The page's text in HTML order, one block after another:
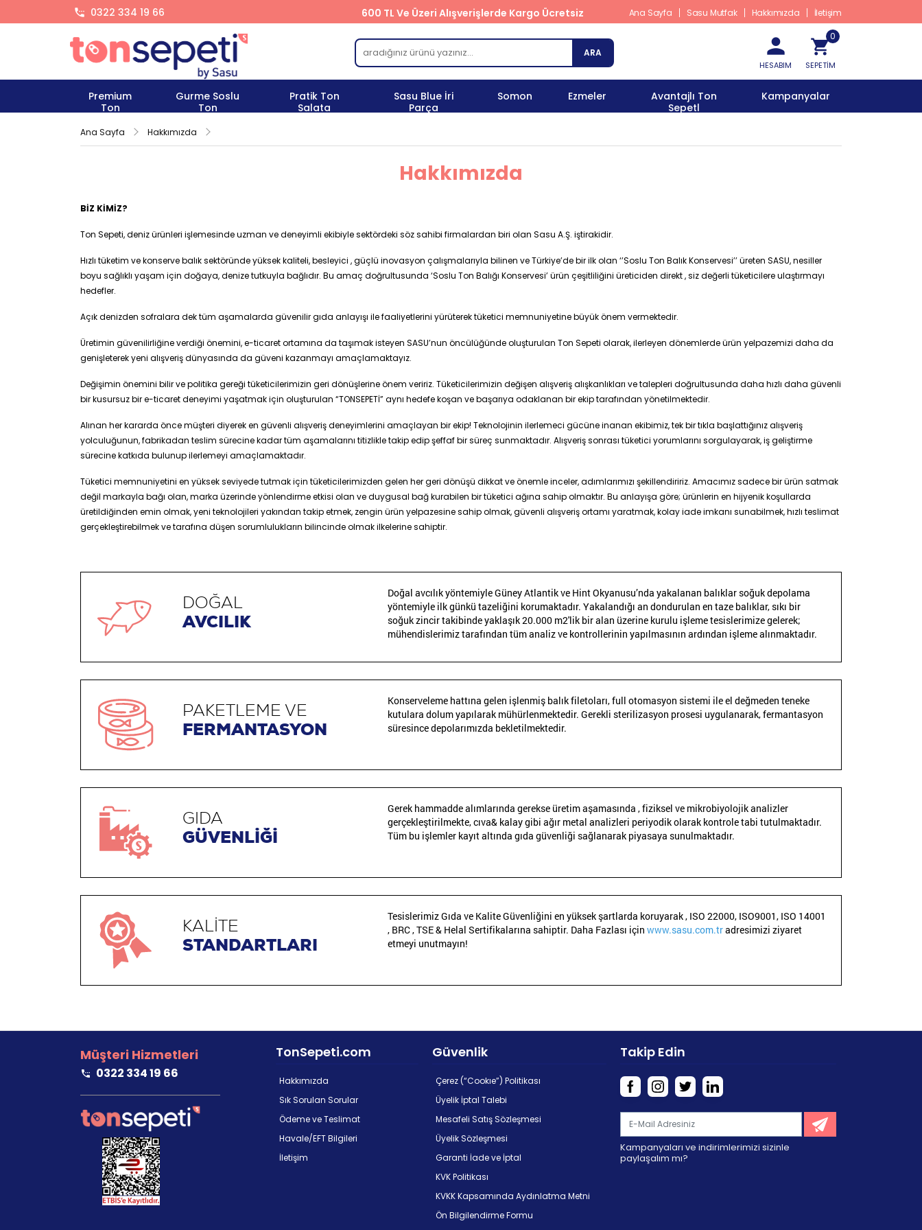
0322 334 19 66 600 TL Ve Üzeri Alışverişlerde Kargo Ücretsiz Ana Sayfa Sasu Mutfak Hakkımızda İletişim
SEPETİM
0
HESABIM
ARA
Premium
Ton
Gurme Soslu
Ton
Pratik Ton
Salata
Sasu Blue İri
Parça
Somon Ezmeler
Avantajlı Ton
Sepetl
Kampanyalar
Ana Sayfa Hakkımızda
Hakkımızda
BİZ KİMİZ?
Ton Sepeti, deniz ürünleri işlemesinde uzman ve deneyimli ekibiyle sektördeki söz sahibi firmalardan biri olan Sasu A.Ş. iştirakidir.
Hızlı tüketim ve konserve balık sektöründe yüksek kaliteli, besleyici , güçlü inovasyon çalışmalarıyla bilinen ve Türkiye’de bir ilk olan ‘’Soslu Ton Balık Konservesi’’ üreten SASU, nesiller
boyu sağlıklı yaşam için doğaya, denize tutkuyla bağlıdır. Bu amaç doğrultusunda ‘Soslu Ton Balığı Konservesi’ ürün çeşitliliğini üreticiden direkt , siz değerli tüketicilere ulaştırmayı
hedefler.
Açık denizden sofralara dek tüm aşamalarda güvenilir gıda anlayışı ile faaliyetlerini yürüterek tüketici memnuniyetine büyük önem vermektedir.
Üretimin güvenilirliğine verdiği önemini, e-ticaret ortamına da taşımak isteyen SASU’nun öncülüğünde oluşturulan Ton Sepeti olarak, ilerleyen dönemlerde ürün yelpazemizi daha da
genişleterek yeni alışveriş dünyasında da güveni kazanmayı amaçlamaktayız.
Değişimin önemini bilir ve politika gereği tüketicilerimizin geri dönüşlerine önem veririz. Tüketicilerimizin değişen alışveriş alışkanlıkları ve talepleri doğrultusunda daha hızlı daha güvenli
bir kusursuz bir e-ticaret deneyimi yaşatmak için oluşturulan “TONSEPETİ” aynı hedefe koşan ve başarıya odaklanan bir ekip tarafından yönetilmektedir.
Alınan her kararda önce müşteri diyerek en güvenli alışveriş deneyimlerini amaçlayan bir ekip! Teknolojinin ilerlemeci gücüne inanan ekibimiz, tek bir tıkla başlattığınız alışveriş
yolculuğunun, fabrikadan teslim sürecine kadar tüm aşamalarını titizlikle takip edip şeffaf bir süreç sunmaktadır. Alışveriş sonrası tüketici yorumlarını sorgulayarak, iş geliştirme
sürecine katkıda bulunup ilerlemeyi amaçlamaktadır.
Tüketici memnuniyetini en yüksek seviyede tutmak için tüketicilerimizden gelen her geri dönüşü dikkat ve önemle inceler, adımlarımızı şekillendiririz. Amacımız sadece bir ürün satmak
değil markayla bağı olan, marka üzerinde yönlendirme etkisi olan ve duygusal bağ kurabilen bir tüketici ağına sahip olmaktır. Bu anlayışa göre; ürünlerin en hijyenik koşullarda
üretildiğinden emin olmak, yeni teknolojileri yakından takip etmek, zengin ürün yelpazesine sahip olmak, güvenli alışveriş ortamı yaratmak, kolay iade imkanı sunabilmek, hızlı teslimat
gerçekleştirebilmek ve tarafına düşen sorumlulukların bilincinde olmak ilkelerine sahiptir.
DOĞAL
AVCILIK
Doğal avcılık yöntemiyle Güney Atlantik ve Hint Okyanusu’nda yakalanan balıklar soğuk depolama
yöntemiyle ilk günkü tazeliğini korumaktadır. Yakalandığı an dondurulan en taze balıklar, sıkı bir
soğuk zincir takibinde yaklaşık 20.000 m2'lik bir alan üzerine kurulu işleme tesislerimize gelerek;
mühendislerimiz tarafından tüm analiz ve kontrollerinin yapılmasının ardından işleme alınmaktadır.
PAKETLEME VE
FERMANTASYON
Konserveleme hattına gelen işlenmiş balık filetoları, full otomasyon sistemi ile el değmeden teneke
kutulara dolum yapılarak mühürlenmektedir. Gerekli sterilizasyon prosesi uygulanarak, fermantasyon
süresince depolarımızda bekletilmektedir.
GIDA
GÜVENLİĞİ
Gerek hammadde alımlarında gerekse üretim aşamasında , fiziksel ve mikrobiyolojik analizler
gerçekleştirilmekte, cıva& kalay gibi ağır metal analizleri periyodik olarak kontrole tabi tutulmaktadır.
Tüm bu işlemler kayıt altında gıda güvenliği sağlanarak piyasaya sunulmaktadır.
KALİTE
STANDARTLARI
Tesislerimiz Gıda ve Kalite Güvenliğini en yüksek şartlarda koruyarak , ISO 22000, ISO9001, ISO 14001
, BRC , TSE & Helal Sertifikalarına sahiptir. Daha Fazlası içinwww.sasu.com.tradresimizi ziyaret
etmeyi unutmayın!
Müşteri Hizmetleri
0322 334 19 66
TonSepeti.com
Hakkımızda
Sık Sorulan Sorular
Ödeme ve Teslimat
Havale/EFT Bilgileri
İletişim
Güvenlik
Çerez (“Cookıe”) Politikası
Üyelik İptal Talebi
Mesafeli Satış Sözleşmesi
Üyelik Sözleşmesi
Garanti İade ve İptal
KVK Politikası
KVKK Kapsamında Aydınlatma Metni
Ön Bilgilendirme Formu
Takip Edin
Kampanyaları ve indirimlerimizi sizinle
paylaşalım mı?